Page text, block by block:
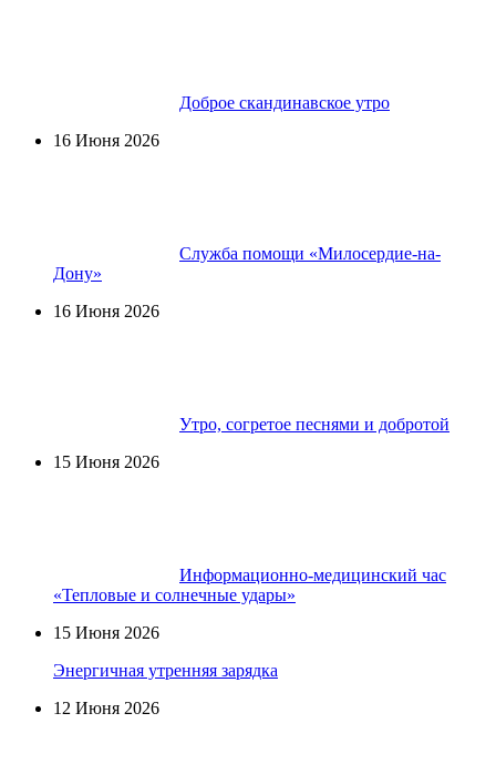
Доброе скандинавское утро
16 Июня 2026
Служба помощи «Милосердие-на-
Дону»
16 Июня 2026
Утро, согретое песнями и добротой
15 Июня 2026
Информационно-медицинский час
«Тепловые и солнечные удары»
15 Июня 2026
Энергичная утренняя зарядка
12 Июня 2026